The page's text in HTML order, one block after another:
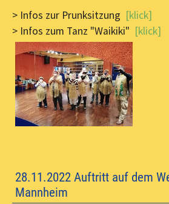
> Infos zur Prunksitzung [klick]
> Infos zum Tanz "Waikiki" [klick]
28.11.2022 Auftritt auf dem
Mannheim